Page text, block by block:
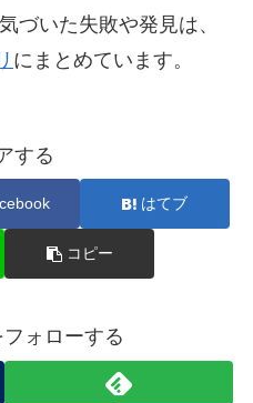
づいた失敗や発見は、
にまとめています。
する
はてブ
コピー
ォローする